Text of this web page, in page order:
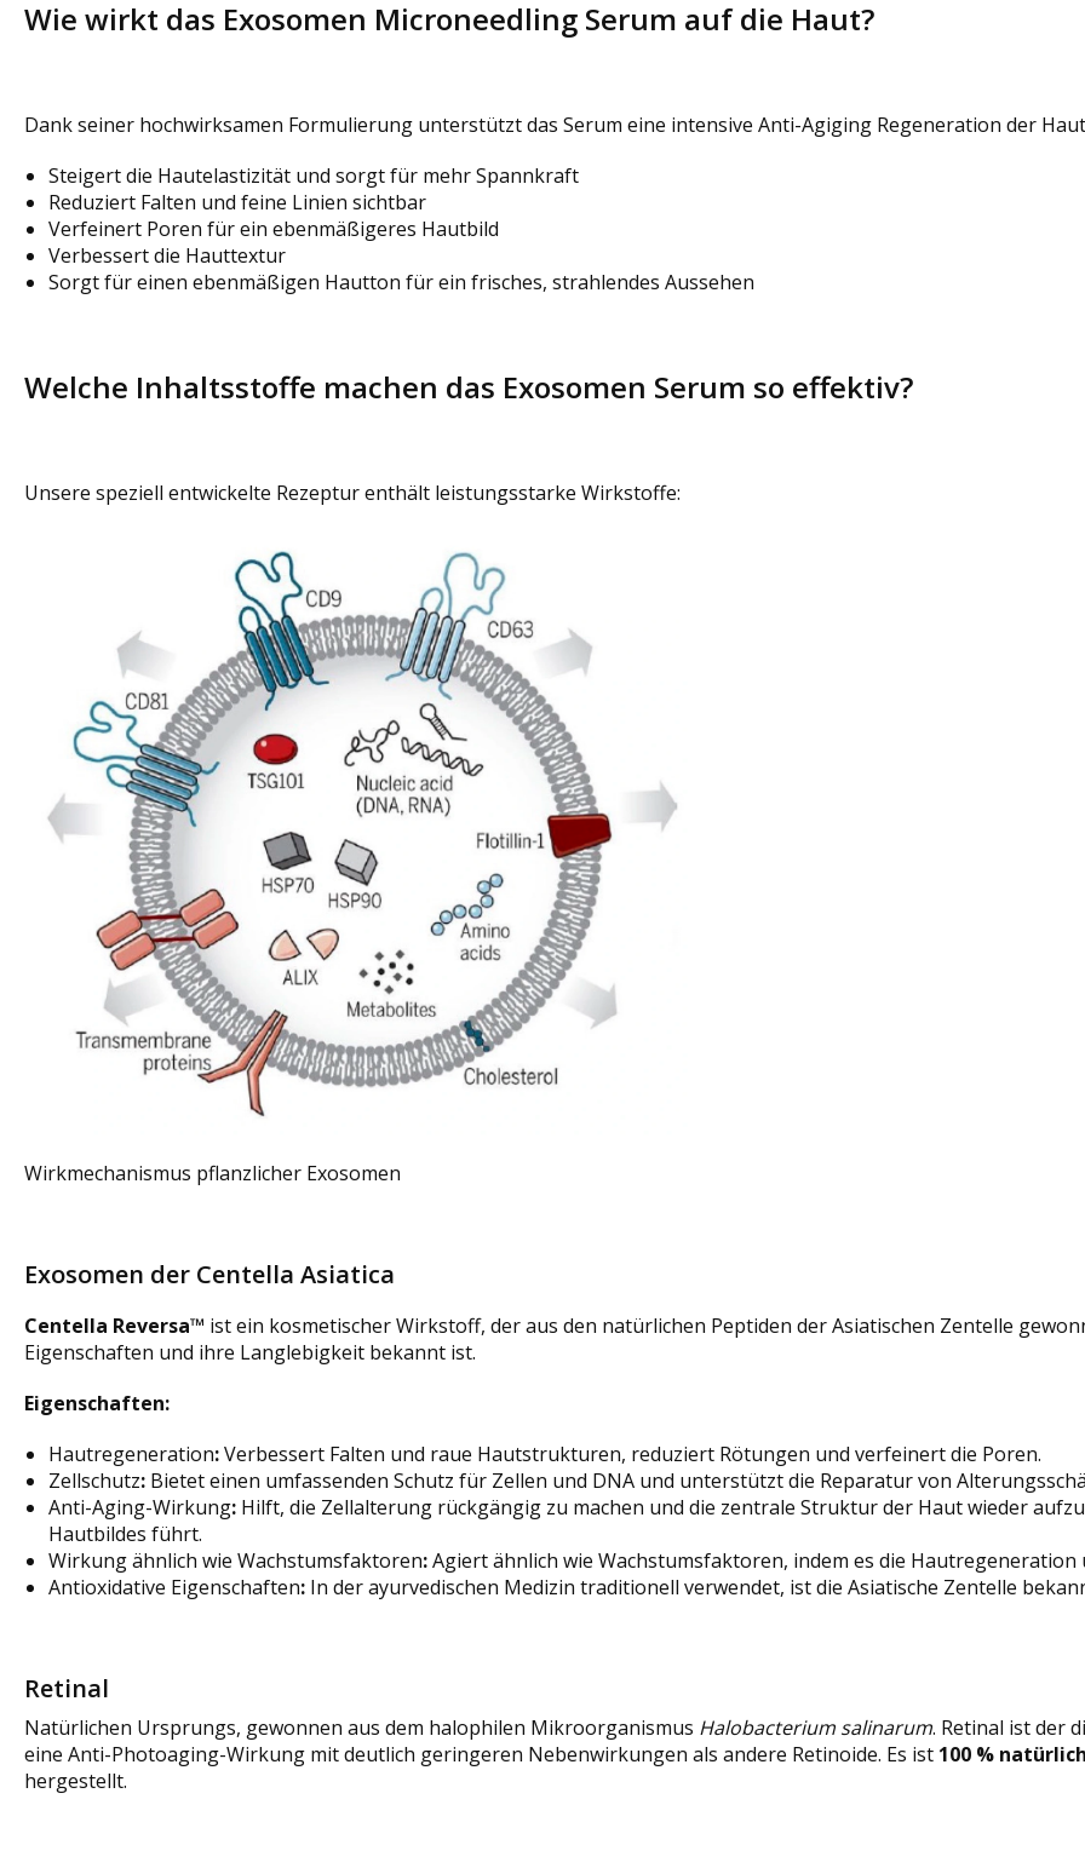
Wie wirkt das Exosomen Microneedling Serum auf die Haut?
Dank seiner hochwirksamen Formulierung unterstützt das Serum eine intensive Anti-Agiging Regeneration der
Steigert die Hautelastizität und sorgt für mehr Spannkraft
Reduziert Falten und feine Linien sichtbar
Verfeinert Poren für ein ebenmäßigeres Hautbild
Verbessert die Hauttextur
Sorgt für einen ebenmäßigen Hautton für ein frisches, strahlendes Aussehen
Welche Inhaltsstoffe machen das Exosomen Serum so effektiv?
Unsere speziell entwickelte Rezeptur enthält leistungsstarke Wirkstoffe:
Wirkmechanismus pflanzlicher Exosomen
Exosomen der Centella Asiatica
Centella Reversa™ ist ein kosmetischer Wirkstoff, der aus den natürlichen Peptiden der Asiatischen Zentelle
Eigenschaften und ihre Langlebigkeit bekannt ist.
Eigenschaften:
Hautregeneration:Verbessert Falten und raue Hautstrukturen, reduziert Rötungen und verfeinert die Poren.
Zellschutz: Bietet einen umfassenden Schutz für Zellen und DNA und unterstützt die Reparatur von
Anti-Aging-Wirkung: Hilft, die Zellalterung rückgängig zu machen und die zentrale Struktur der Haut wieder
Hautbildes führt.
Wirkung ähnlich wie Wachstumsfaktoren:Agiert ähnlich wie Wachstumsfaktoren, indem es die
Antioxidative Eigenschaften: In der ayurvedischen Medizin traditionell verwendet, ist die Asiatische Zentelle
Retinal
Natürlichen Ursprungs, gewonnen aus dem halophilen Mikroorganismus Halobacterium salinarum. Retinal ist der
eine Anti-Photoaging-Wirkung mit deutlich geringeren Nebenwirkungen als andere Retinoide. Es ist 100 % natürlich
hergestellt.